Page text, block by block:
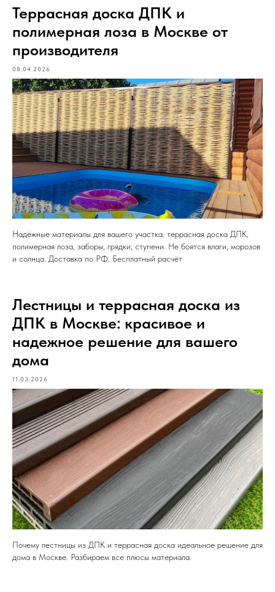
Террасная доска ДПК и
полимерная лоза в Москве от
производителя
08.04.2026
Надёжные материалы для вашего участка: террасная доска ДПК,
полимерная лоза, заборы, грядки, ступени. Не боятся влаги, морозов
и солнца. Доставка по РФ. Бесплатный расчёт
Лестницы и террасная доска из
ДПК в Москве: красивое и
надежное решение для вашего
дома
11.03.2026
Почему лестницы из ДПК и террасная доска идеальное решение для
дома в Москве. Разбираем все плюсы материала.